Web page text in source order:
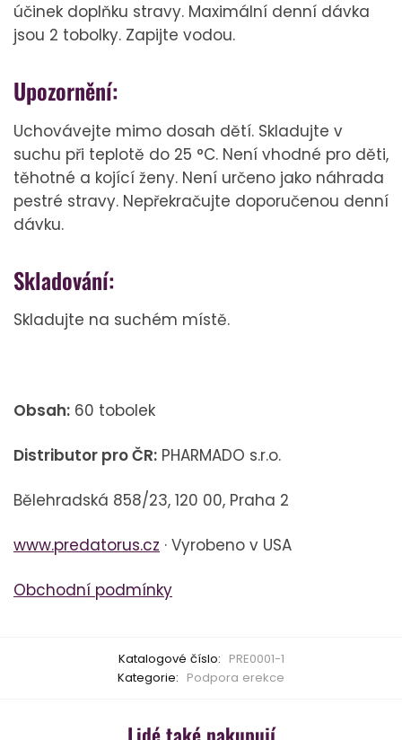
účinek doplňku stravy. Maximální denní dávka
jsou 2 tobolky. Zapijte vodou.
Upozornění:
Uchovávejte mimo dosah dětí. Skladujte v
suchu při teplotě do 25 °C. Není vhodné pro děti,
těhotné a kojící ženy. Není určeno jako náhrada
pestré stravy. Nepřekračujte doporučenou denní
dávku.
Skladování:
Skladujte na suchém místě.
Obsah: 60 tobolek
Distributor pro ČR: PHARMADO s.r.o.
Bělehradská 858/23, 120 00, Praha 2
www.predatorus.cz · Vyrobeno v USA
Obchodní podmínky
Katalogové číslo: PRE0001-1
Kategorie: Podpora erekce